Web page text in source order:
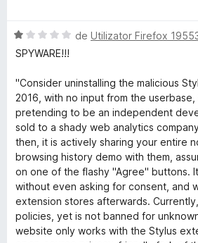
t
h
e
m
e
s
5
s
e
e
)
c
1
d
n
5
s
t
e
e
t
(
)
c
u
1
d
n
5
s
t
e
l
u
t
(
ă
)
c
u
1
d
n
5
E
v
u
a
t
(
ă
)
c
u
1
d
de Utilizator Firefox
SPYWARE!!!
"Consider uninstalling the malicious
2016, with no input from the userbase,
pretending to be an independent
sold to a shady web analytics
then, it is actively sharing your entire
browsing history demo with them,
on one of the flashy "Agree" buttons.
without even asking for consent, and
extension stores afterwards.
policies, yet is not banned for
website only works with the Stylus